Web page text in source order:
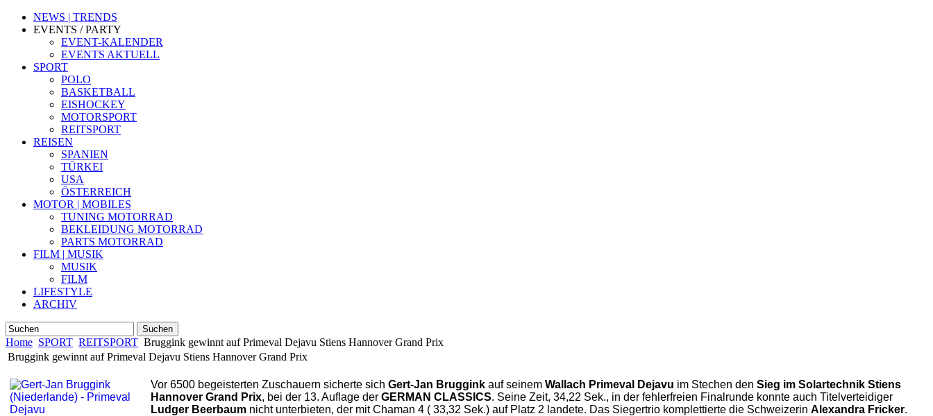
NEWS | TRENDS
EVENTS / PARTY
EVENT-KALENDER
EVENTS AKTUELL
SPORT
POLO
BASKETBALL
EISHOCKEY
MOTORSPORT
REITSPORT
REISEN
SPANIEN
TÜRKEI
USA
ÖSTERREICH
MOTOR | MOBILES
TUNING MOTORRAD
BEKLEIDUNG MOTORRAD
PARTS MOTORRAD
FILM | MUSIK
MUSIK
FILM
LIFESTYLE
ARCHIV
Suchen
Home SPORT REITSPORT Bruggink gewinnt auf Primeval Dejavu Stiens Hannover Grand Prix
Bruggink gewinnt auf Primeval Dejavu Stiens Hannover Grand Prix
Vor 6500 begeisterten Zuschauern sicherte sich Gert-Jan Bruggink auf seinem Wallach Primeval Dejavu im Stechen den Sieg im Solartechnik Stiens
Hannover Grand Prix, bei der 13. Auflage der GERMAN CLASSICS. Seine Zeit, 34,22 Sek., in der fehlerfreien Finalrunde konnte auch Titelverteidiger
Ludger Beerbaum nicht unterbieten, der mit Chaman 4 ( 33,32 Sek.) auf Platz 2 landete. Das Siegertrio komplettierte die Schweizerin Alexandra Fricker.